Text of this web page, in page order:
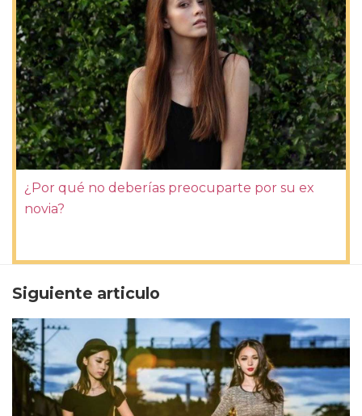
¿Por qué no deberías preocuparte por su ex
novia?
Siguiente articulo